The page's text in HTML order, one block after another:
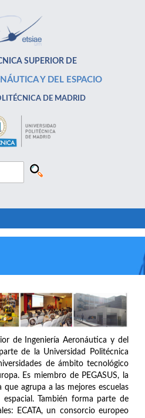
SUPERIOR DE
Y DEL ESPACIO
DE MADRID
de Ingeniería Aeronáutica y del
de la Universidad Politécnica
de ámbito tecnológico
Es miembro de PEGASUS, la
que agrupa a las mejores escuelas
También forma parte de
ECATA, un consorcio europeo